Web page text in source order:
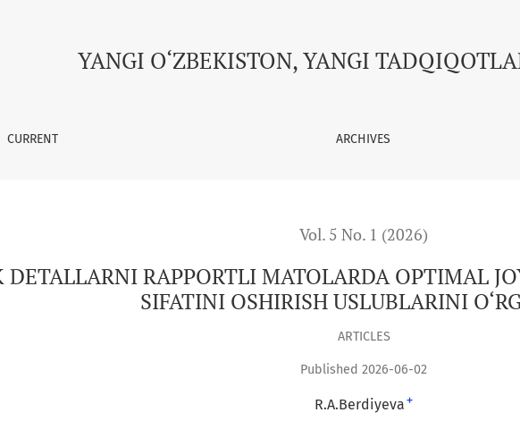
YANGI O‘ZBEKISTON, YANGI
CURRENT ARCHIVES
Vol. 5 No. 1 (2026)
DETALLARNI RAPPORTLI MATOLARDA OPTIMAL
SIFATINI OSHIRISH USLUBLARINI
ARTICLES
Published 2026-06-02
R.A.Berdiyeva +